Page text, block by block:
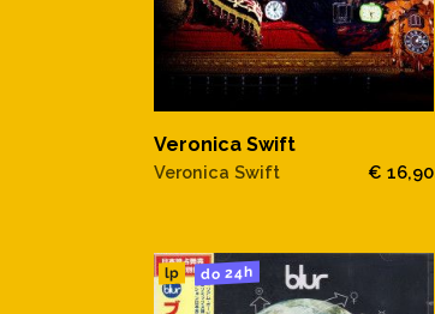
Veronica Swift
Veronica Swift € 16,90
lp do 24h